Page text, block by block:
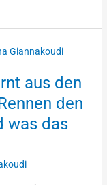
aus den
den
was das